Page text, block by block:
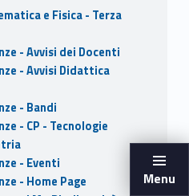
Menu
e Fisica - Terza
- Avvisi dei Docenti
- Avvisi Didattica
- Bandi
- CP - Tecnologie
- Eventi
- Home Page